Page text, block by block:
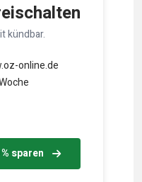
kündbar.
online.de
sparen